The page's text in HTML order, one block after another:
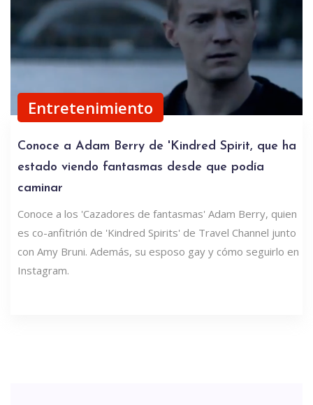
Entretenimiento
Conoce a Adam Berry de 'Kindred Spirit, que ha
estado viendo fantasmas desde que podía
caminar
Conoce a los 'Cazadores de fantasmas' Adam Berry, quien
es co-anfitrión de 'Kindred Spirits' de Travel Channel junto
con Amy Bruni. Además, su esposo gay y cómo seguirlo en
Instagram.